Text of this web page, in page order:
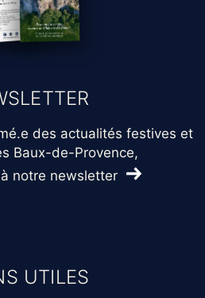
des actualités festives et
Baux-de-Provence,
notre newsletter
UTILES